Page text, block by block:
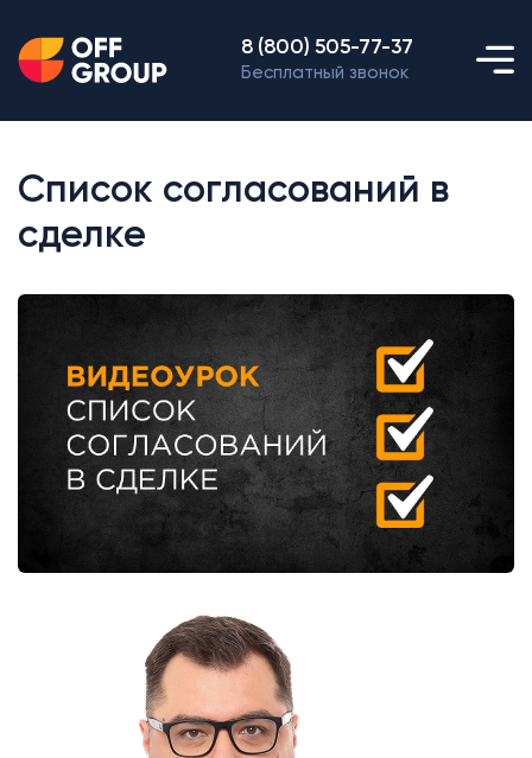
8 (800) 505-77-37
Бесплатный звонок
Список согласований в
сделке